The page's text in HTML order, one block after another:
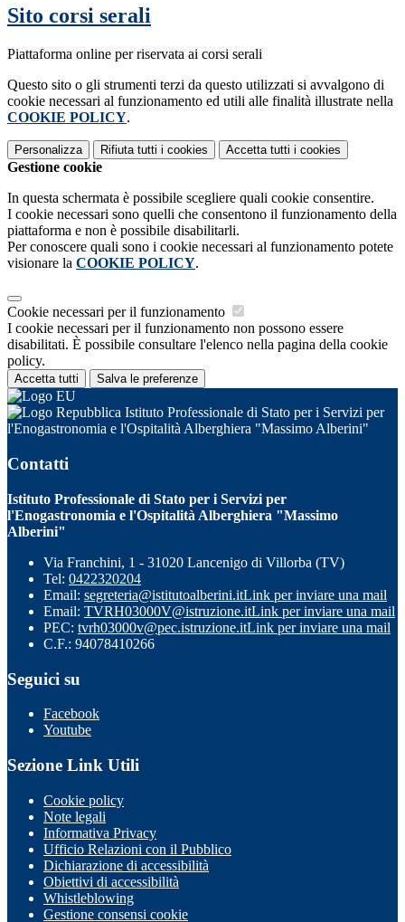
Sito corsi serali
Piattaforma online per riservata ai corsi serali
Questo sito o gli strumenti terzi da questo utilizzati si avvalgono di
cookie necessari al funzionamento ed utili alle finalità illustrate nella
COOKIE POLICY.
Personalizza Rifiuta tutti i cookies Accetta tutti i cookies
Gestione cookie
In questa schermata è possibile scegliere quali cookie consentire.
I cookie necessari sono quelli che consentono il funzionamento della
piattaforma e non è possibile disabilitarli.
Per conoscere quali sono i cookie necessari al funzionamento potete
visionare la COOKIE POLICY.
Cookie necessari per il funzionamento
I cookie necessari per il funzionamento non possono essere
disabilitati. È possibile consultare l'elenco nella pagina della cookie
policy.
Accetta tutti Salva le preferenze
Istituto Professionale di Stato per i Servizi per
l'Enogastronomia e l'Ospitalità Alberghiera "Massimo Alberini"
Contatti
Istituto Professionale di Stato per i Servizi per
l'Enogastronomia e l'Ospitalità Alberghiera "Massimo
Alberini"
Via Franchini, 1 - 31020 Lancenigo di Villorba (TV)
Tel: 0422320204
Email: segreteria@istitutoalberini.itLink per inviare una mail
Email: TVRH03000V@istruzione.itLink per inviare una mail
PEC: tvrh03000v@pec.istruzione.itLink per inviare una mail
C.F.: 94078410266
Seguici su
Facebook
Youtube
Sezione Link Utili
Cookie policy
Note legali
Informativa Privacy
Ufficio Relazioni con il Pubblico
Dichiarazione di accessibilità
Obiettivi di accessibilità
Whistleblowing
Gestione consensi cookie